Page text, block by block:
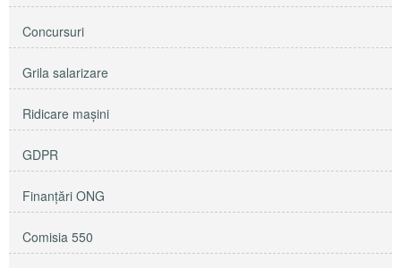
Concursuri
Grila salarizare
Ridicare maşini
GDPR
Finanțări ONG
Comisia 550